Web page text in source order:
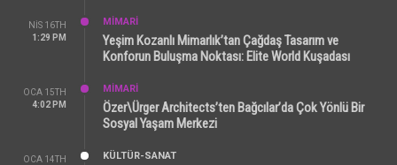
NIS 16TH
1:29 PM
MİMARİ
Yeşim Kozanlı Mimarlık’tan Çağdaş Tasarım ve
Konforun Buluşma Noktası: Elite World Kuşadası
OCA 15TH
4:02 PM
MİMARİ
Özer\Ürger Architects’ten Bağcılar’da Çok Yönlü Bir
Sosyal Yaşam Merkezi
OCA 14TH
KÜLTÜR-SANAT